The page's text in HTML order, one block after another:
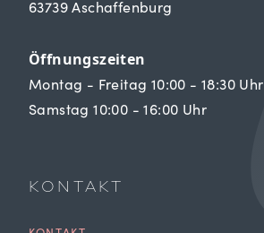
63739 Aschaffenburg
Öffnungszeiten
Montag - Freitag 10:00 - 18:30 Uhr
Samstag 10:00 - 16:00 Uhr
KONTAKT